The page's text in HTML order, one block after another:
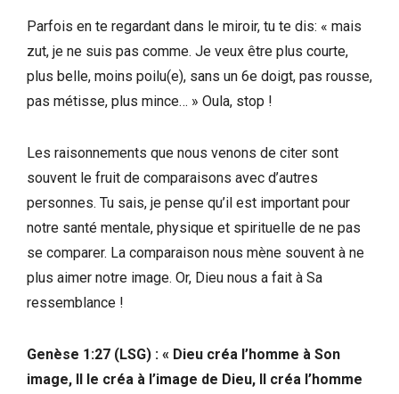
Parfois en te regardant dans le miroir, tu te dis: « mais
zut, je ne suis pas comme. Je veux être plus courte,
plus belle, moins poilu(e), sans un 6e doigt, pas rousse,
pas métisse, plus mince… » Oula, stop !
Les raisonnements que nous venons de citer sont
souvent le fruit de comparaisons avec d’autres
personnes. Tu sais, je pense qu’il est important pour
notre santé mentale, physique et spirituelle de ne pas
se comparer. La comparaison nous mène souvent à ne
plus aimer notre image. Or, Dieu nous a fait à Sa
ressemblance !
Genèse 1:27 (LSG) : « Dieu créa l’homme à Son
image, Il le créa à l’image de Dieu, Il créa l’homme